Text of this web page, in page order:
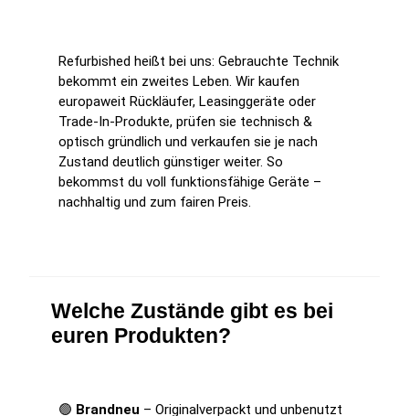
Refurbished heißt bei uns: Gebrauchte Technik
bekommt ein zweites Leben. Wir kaufen
europaweit Rückläufer, Leasinggeräte oder
Trade-In-Produkte, prüfen sie technisch &
optisch gründlich und verkaufen sie je nach
Zustand deutlich günstiger weiter. So
bekommst du voll funktionsfähige Geräte –
nachhaltig und zum fairen Preis.
Welche Zustände gibt es bei
euren Produkten?
🟢 Brandneu – Originalverpackt und unbenutzt